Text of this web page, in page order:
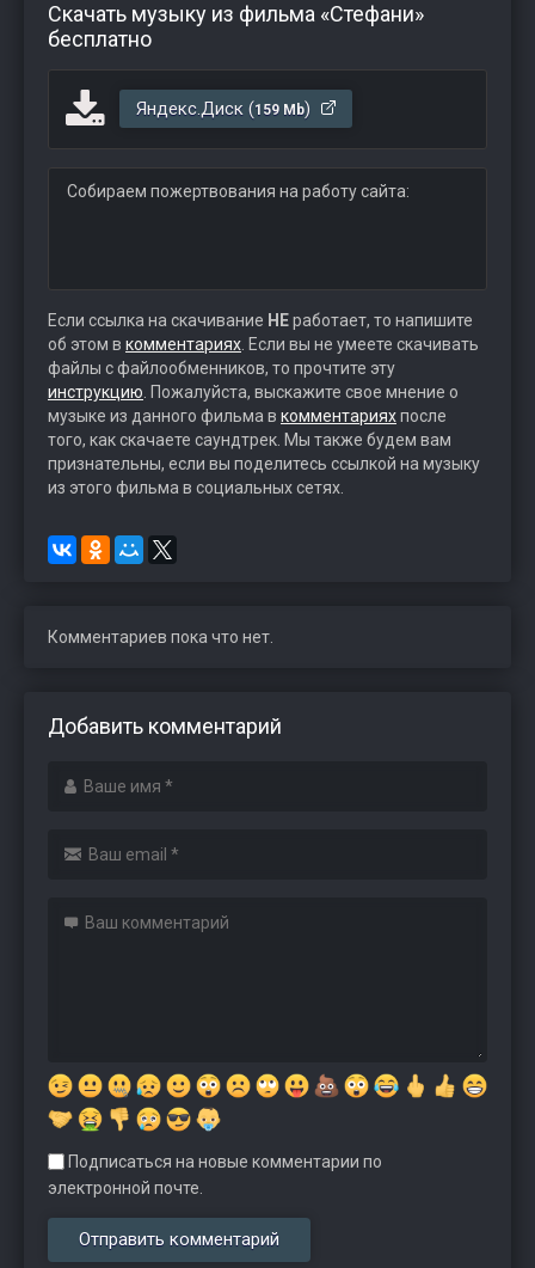
Скачать музыку из фильма «Стефани»
бесплатно
Яндекс.Диск (159 Mb)
Собираем пожертвования на работу сайта:
Если ссылка на скачивание НЕработает, то напишите
об этом в комментариях . Если вы не умеете скачивать
файлы с файлообменников, то прочтите эту
инструкцию . Пожалуйста, выскажите свое мнение о
музыке из данного фильма в комментарияхпосле
того, как скачаете саундтрек. Мы также будем вам
признательны, если вы поделитесь ссылкой на музыку
из этого фильма в социальных сетях.
Комментариев пока что нет.
Добавить комментарий
Подписаться на новые комментарии по
электронной почте.